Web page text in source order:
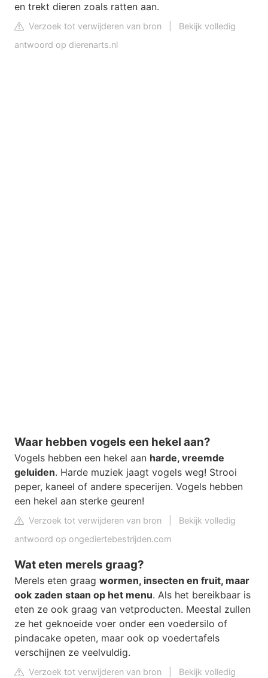
en trekt dieren zoals ratten aan.
Verzoek tot verwijderen van bron
Bekijk volledig
antwoord op dierenarts.nl
Waar hebben vogels een hekel aan?
Vogels hebben een hekel aan harde, vreemde
geluiden. Harde muziek jaagt vogels weg! Strooi
peper, kaneel of andere specerijen. Vogels hebben
een hekel aan sterke geuren!
Verzoek tot verwijderen van bron
Bekijk volledig
antwoord op ongediertebestrijden.com
Wat eten merels graag?
Merels eten graag wormen, insecten en fruit, maar
ook zaden staan op het menu. Als het bereikbaar is
eten ze ook graag van vetproducten. Meestal zullen
ze het geknoeide voer onder een voedersilo of
pindacake opeten, maar ook op voedertafels
verschijnen ze veelvuldig.
Verzoek tot verwijderen van bron
Bekijk volledig